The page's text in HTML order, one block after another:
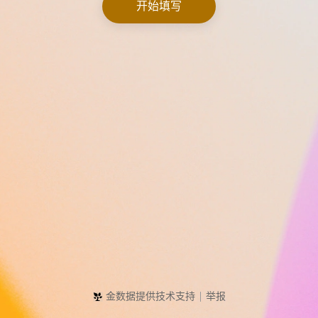
开始填写
金数据提供技术支持 举报